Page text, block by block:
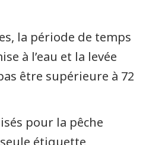
la période de temps
à l’eau et la levée
être supérieure à 72
pour la pêche
étiquette